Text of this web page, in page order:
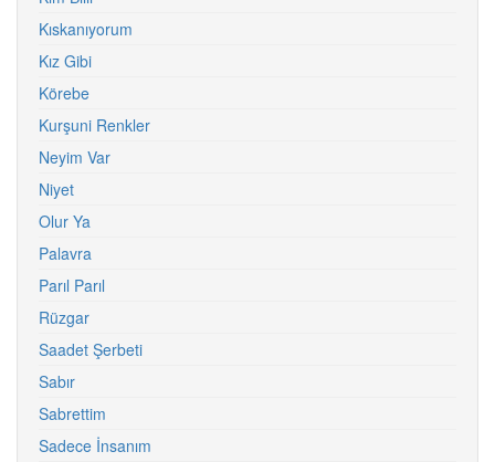
Kıskanıyorum
Kız Gibi
Körebe
Kurşuni Renkler
Neyim Var
Niyet
Olur Ya
Palavra
Parıl Parıl
Rüzgar
Saadet Şerbeti
Sabır
Sabrettim
Sadece İnsanım